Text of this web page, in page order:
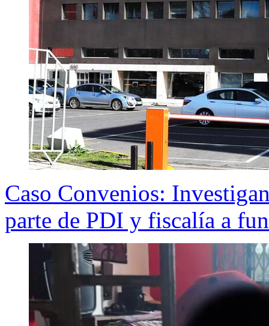
Caso Convenios:
parte de PDI y fiscalía a